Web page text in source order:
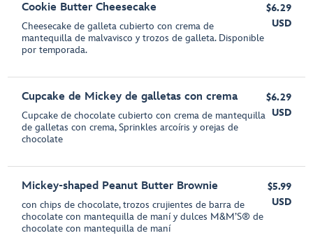
Cookie Butter Cheesecake
Cheesecake de galleta cubierto con crema de
mantequilla de malvavisco y trozos de galleta. Disponible
por temporada.
$6.29
USD
Cupcake de Mickey de galletas con crema
Cupcake de chocolate cubierto con crema de mantequilla
de galletas con crema, Sprinkles arcoíris y orejas de
chocolate
$6.29
USD
Mickey-shaped Peanut Butter Brownie
con chips de chocolate, trozos crujientes de barra de
chocolate con mantequilla de maní y dulces M&M’S® de
chocolate con mantequilla de maní
$5.99
USD